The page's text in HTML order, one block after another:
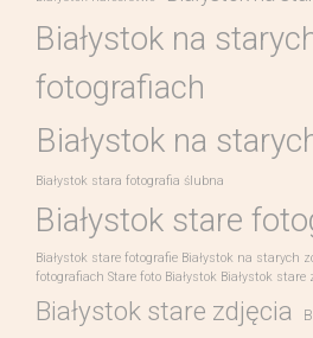
Białystok na
fotografiach
Białystok na
Białystok stara fotografia ślubna
Białystok stare
Białystok stare fotografie Białystok na starych
fotografiach Stare foto Białystok Białystok stare
Białystok stare zdjęcia